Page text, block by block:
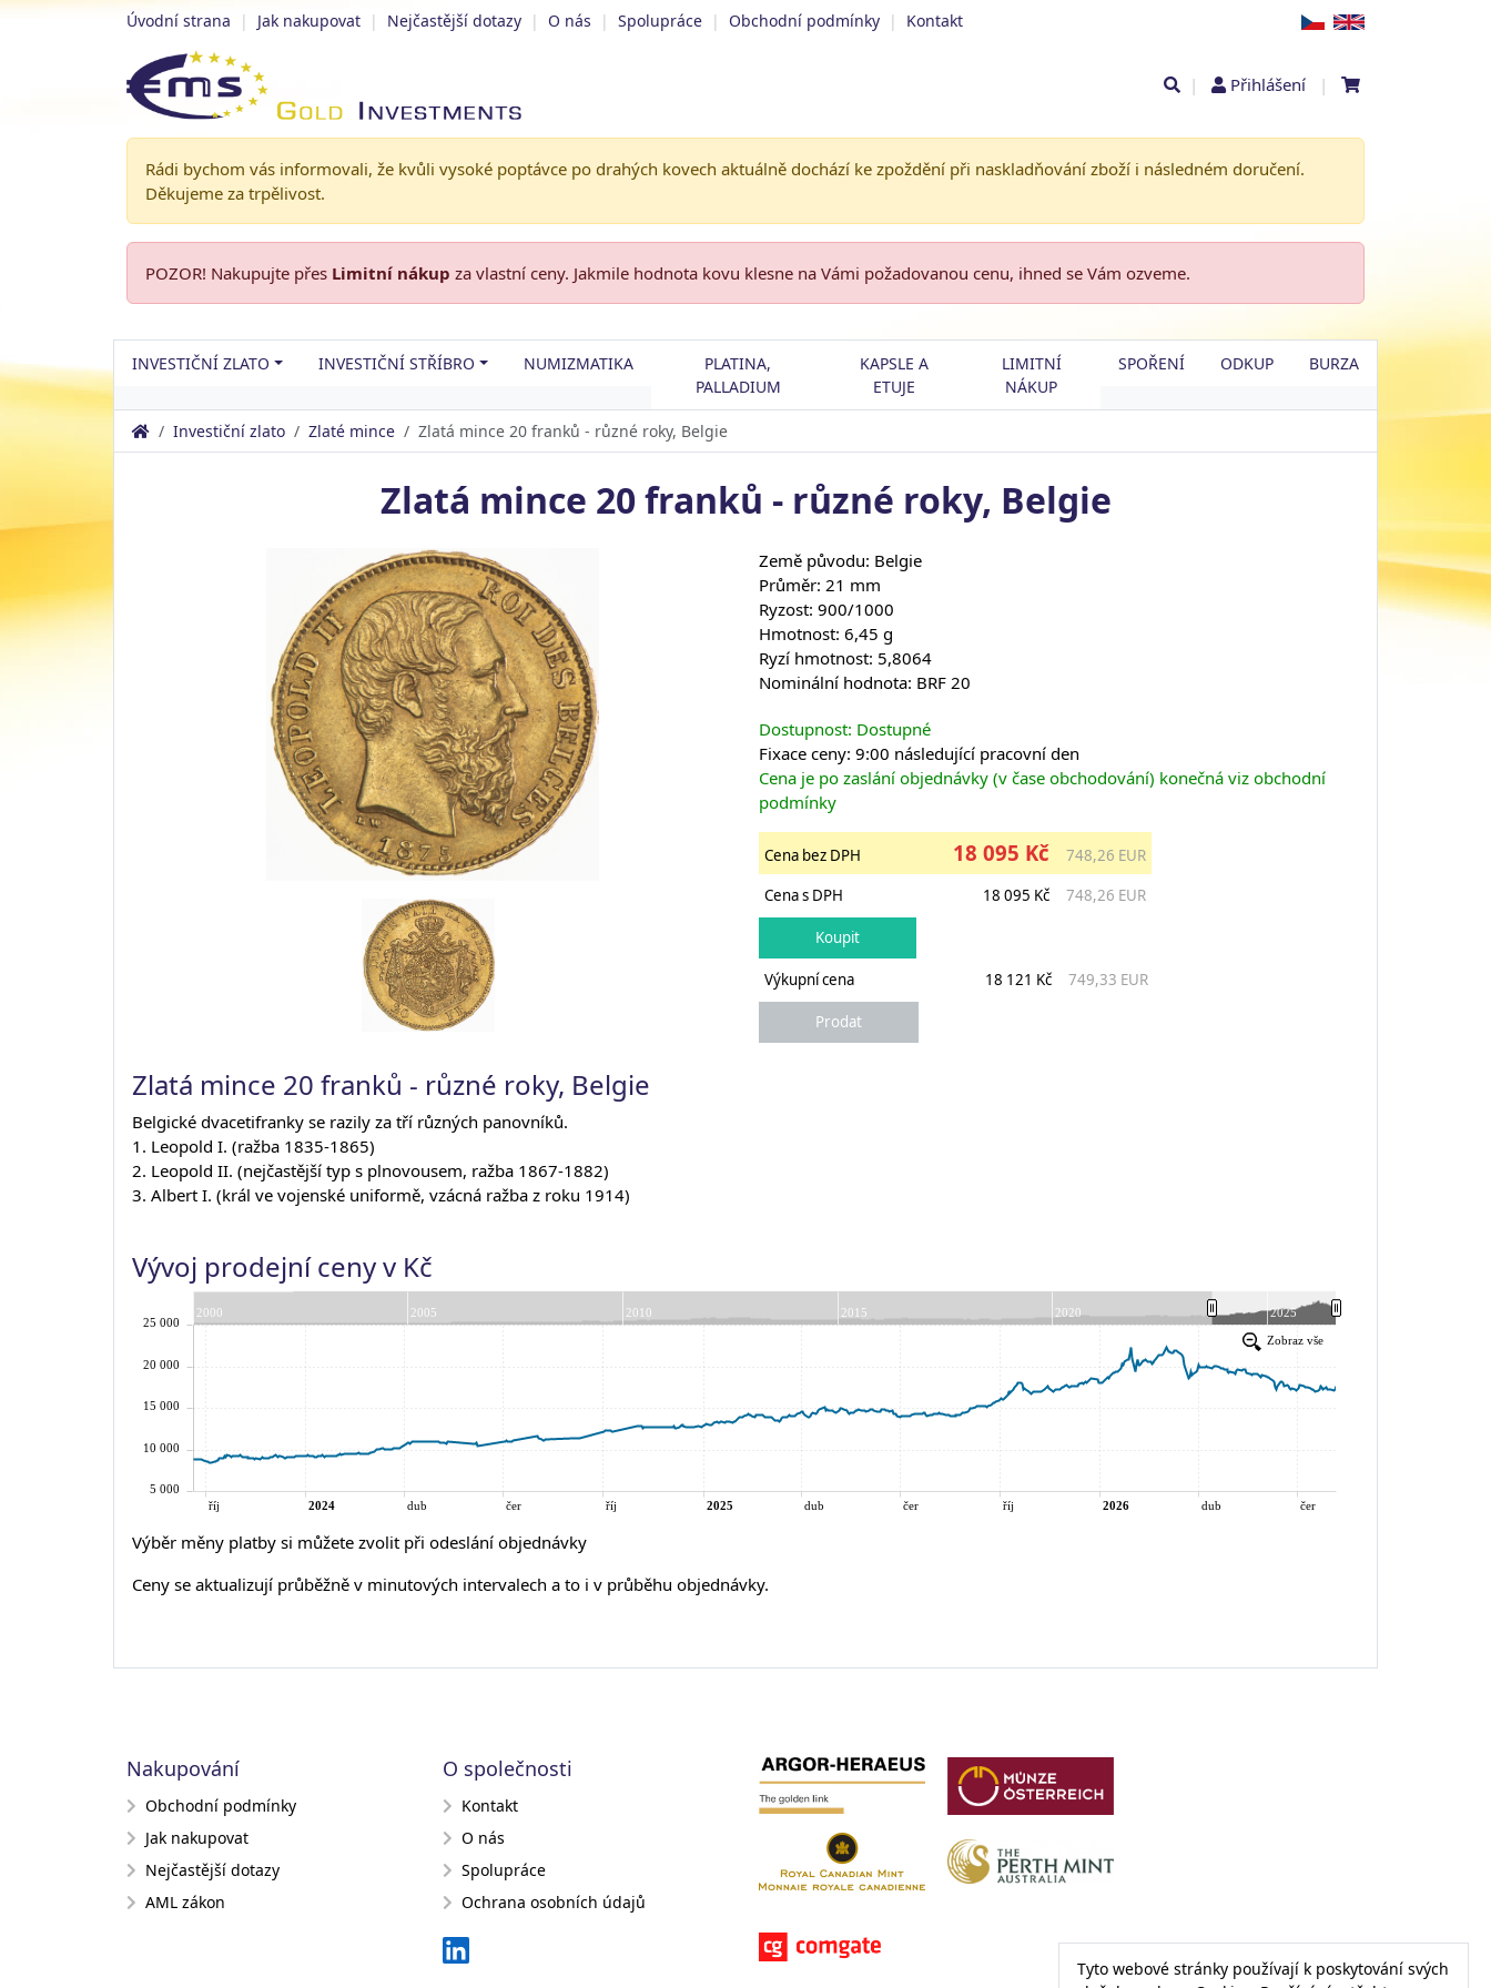
Úvodní strana | Jak nakupovat | Nejčastější dotazy | O nás | Spolupráce | Obchodní podmínky | Kontakt
| Přihlášení |
Rádi bychom vás informovali, že kvůli vysoké poptávce po drahých kovech aktuálně dochází ke zpoždění při naskladňování zboží i následném doručení.
Děkujeme za trpělivost.
POZOR! Nakupujte přes Limitní nákup za vlastní ceny. Jakmile hodnota kovu klesne na Vámi požadovanou cenu, ihned se Vám ozveme.
INVESTIČNÍ ZLATO INVESTIČNÍ STŘÍBRO NUMIZMATIKA
PLATINA,
PALLADIUM
KAPSLE A
ETUJE
LIMITNÍ
NÁKUP
SPOŘENÍ ODKUP BURZA
Investiční zlato Zlaté mince Zlatá mince 20 franků - různé roky, Belgie
Zlatá mince 20 franků - různé roky, Belgie
Země původu: Belgie
Průměr: 21 mm
Ryzost: 900/1000
Hmotnost: 6,45 g
Ryzí hmotnost: 5,8064
Nominální hodnota: BRF 20
Dostupnost: Dostupné
Fixace ceny: 9:00 následující pracovní den
Cena je po zaslání objednávky (v čase obchodování) konečná viz obchodní
podmínky
Cena bez DPH 18 095 Kč
748,26 EUR
Cena s DPH
18 095 Kč 748,26 EUR
Výkupní cena 18 121 Kč 749,33 EUR
Zlatá mince 20 franků - různé roky, Belgie
Belgické dvacetifranky se razily za tří různých panovníků.
1. Leopold I. (ražba 1835-1865)
2. Leopold II. (nejčastější typ s plnovousem, ražba 1867-1882)
3. Albert I. (král ve vojenské uniformě, vzácná ražba z roku 1914)
Vývoj prodejní ceny v Kč
Výběr měny platby si můžete zvolit při odeslání objednávky
Ceny se aktualizují průběžně v minutových intervalech a to i v průběhu objednávky.
Tyto webové stránky používají k poskytování svých
Nakupování
Obchodní podmínky
Jak nakupovat
Nejčastější dotazy
AML zákon
O společnosti
Kontakt
O nás
Spolupráce
Ochrana osobních údajů